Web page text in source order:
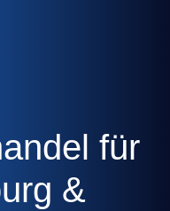
für
&